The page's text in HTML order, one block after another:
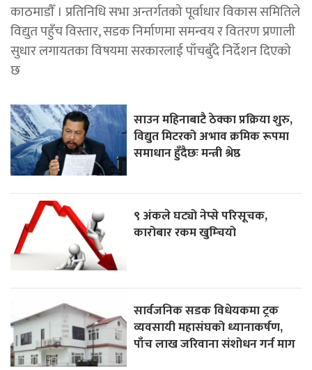
काठमाडाैँ । प्रतिनिधि सभा अन्तर्गतको पूर्वाधार विकास समितिले
विद्युत पहुँच विस्तार, सडक निर्माणमा समन्वय र वितरण प्रणाली
सुधार लगायतका विषयमा सरकारलाई पाँचबुँदे निर्देशन दिएको
छ
साउन महिनाबाटै ठेक्का प्रक्रिया शुरु,
विद्युत मिटरको अभाव क्रमिक रूपमा
समाधान हुँदैछः मन्त्री श्रेष्ठ
९ अंकले घट्यो नेप्से परिसूचक,
कारोबार रकम खुम्चियो
सार्वजनिक सडक विधेयकमा ट्रक
व्यवसायी महासंघको ध्यानाकर्षण,
पाँच लाख जरिवाना संशोधन गर्न माग